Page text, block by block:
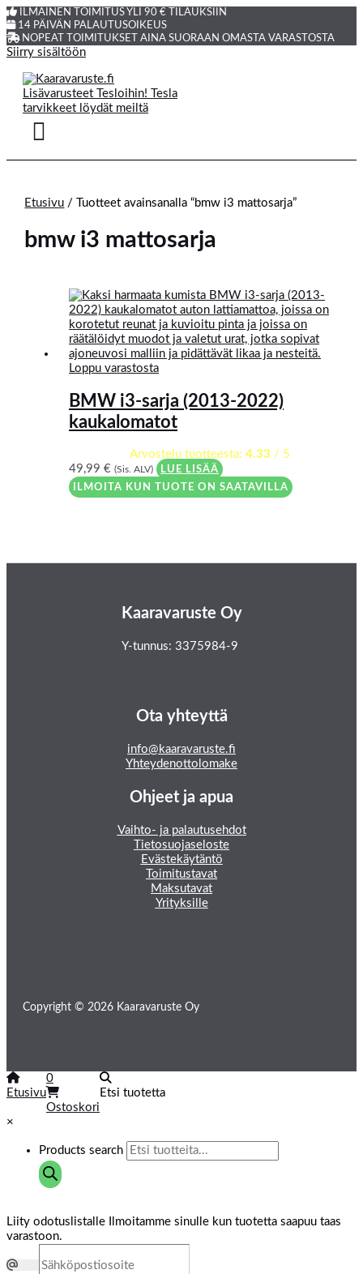
ILMAINEN TOIMITUS YLI 90 € TILAUKSIIN
14 PÄIVÄN PALAUTUSOIKEUS
NOPEAT TOIMITUKSET AINA SUORAAN OMASTA VARASTOSTA
Siirry sisältöön
Etusivu / Tuotteet avainsanalla “bmw i3 mattosarja”
bmw i3 mattosarja
Loppu varastosta
BMW i3-sarja (2013-2022)
kaukalomatot
Arvostelu tuotteesta: 4.33 / 5
49,99€ (Sis. ALV)
LUE LISÄÄ
ILMOITA KUN TUOTE ON SAATAVILLA
Kaaravaruste Oy
Y-tunnus: 3375984-9
Ota yhteyttä
info@kaaravaruste.fi
Yhteydenottolomake
Ohjeet ja apua
Vaihto- ja palautusehdot
Tietosuojaseloste
Evästekäytäntö
Toimitustavat
Maksutavat
Yrityksille
Copyright © 2026 Kaaravaruste Oy
Etusivu
0
Ostoskori
Etsi tuotetta
×
Products search
Liity odotuslistalle
Ilmoitamme sinulle kun tuotetta saapuu taas
varastoon.